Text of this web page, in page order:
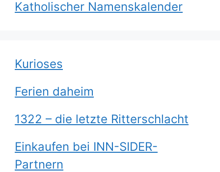
Katholischer Namenskalender
Kurioses
Ferien daheim
1322 – die letzte Ritterschlacht
Einkaufen bei INN-SIDER-
Partnern